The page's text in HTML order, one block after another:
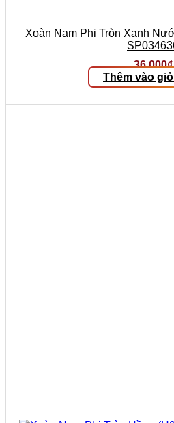
Xoàn Nam Phi Tròn Xanh
36.000₫
Thêm vào